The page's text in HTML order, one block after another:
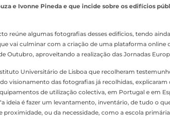
e Ivonne Pineda e que incide sobre os edifícios
reúne algumas fotografias desses edifícios, tendo
vai culminar com a criação de uma plataforma online
Outubro, aproveitando a realização das Jornadas
Universitário de Lisboa que recolheram
visionamento das fotografias já recolhidas, explicaram
de utilização colectiva, em Portugal e em
ideia é fazer um levantamento, inventário, de tudo o
ou da necessidade, como a escola